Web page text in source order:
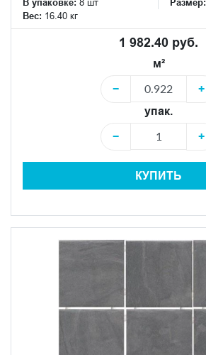
Вес: 16.40 кг
1 982.40 руб.
м²
−
+
упак.
−
+
КУПИТЬ